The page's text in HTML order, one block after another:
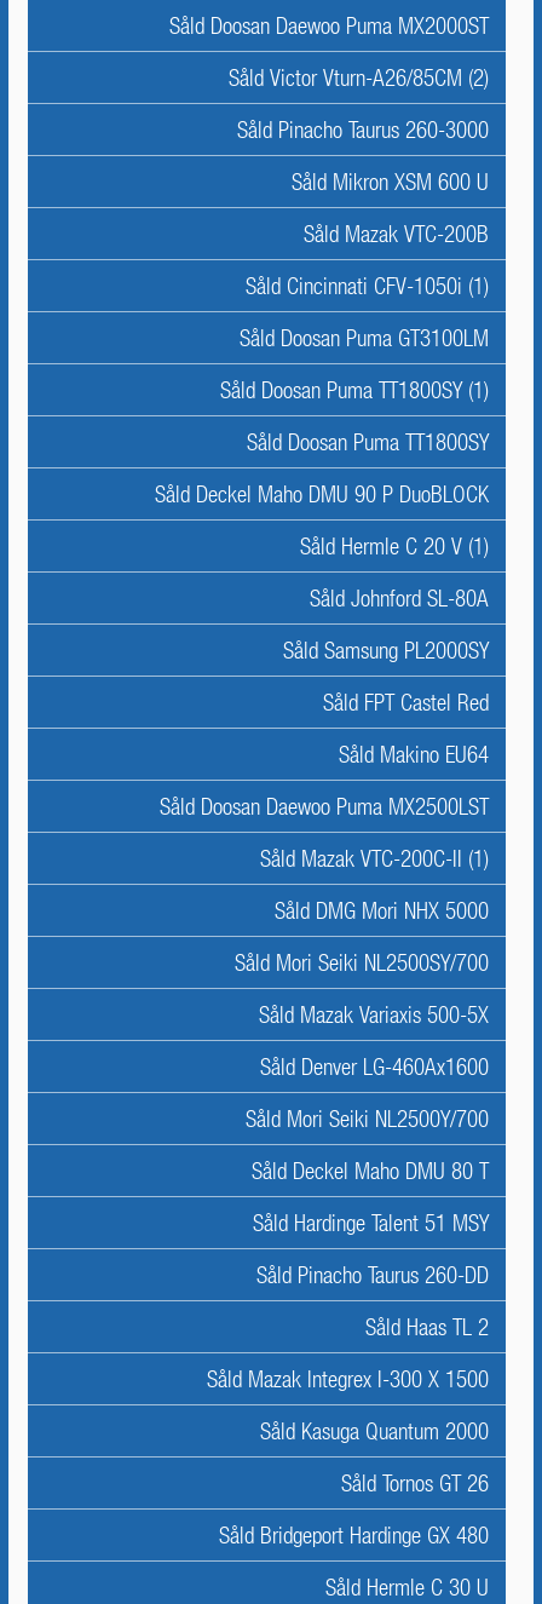
Såld Doosan Daewoo Puma MX2000ST
Såld Victor Vturn-A26/85CM (2)
Såld Pinacho Taurus 260-3000
Såld Mikron XSM 600 U
Såld Mazak VTC-200B
Såld Cincinnati CFV-1050i (1)
Såld Doosan Puma GT3100LM
Såld Doosan Puma TT1800SY (1)
Såld Doosan Puma TT1800SY
Såld Deckel Maho DMU 90 P DuoBLOCK
Såld Hermle C 20 V (1)
Såld Johnford SL-80A
Såld Samsung PL2000SY
Såld FPT Castel Red
Såld Makino EU64
Såld Doosan Daewoo Puma MX2500LST
Såld Mazak VTC-200C-II (1)
Såld DMG Mori NHX 5000
Såld Mori Seiki NL2500SY/700
Såld Mazak Variaxis 500-5X
Såld Denver LG-460Ax1600
Såld Mori Seiki NL2500Y/700
Såld Deckel Maho DMU 80 T
Såld Hardinge Talent 51 MSY
Såld Pinacho Taurus 260-DD
Såld Haas TL 2
Såld Mazak Integrex I-300 X 1500
Såld Kasuga Quantum 2000
Såld Tornos GT 26
Såld Bridgeport Hardinge GX 480
Såld Hermle C 30 U